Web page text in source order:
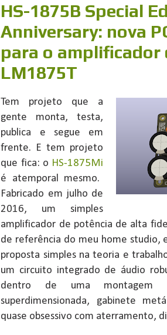
HS-1875B Special
Anniversary: nova
para o amplificador
LM1875T
Tem projeto que a
gente monta, testa,
publica e segue em
frente. E tem projeto
que fica: o HS-1875Mi
é atemporal mesmo.
Fabricado em julho de
2016, um simples
amplificador de potência de alta
de referência do meu home studio,
proposta simples na teoria e
um circuito integrado de áudio
dentro de uma montagem
superdimensionada, gabinete
quase obsessivo com aterramento,